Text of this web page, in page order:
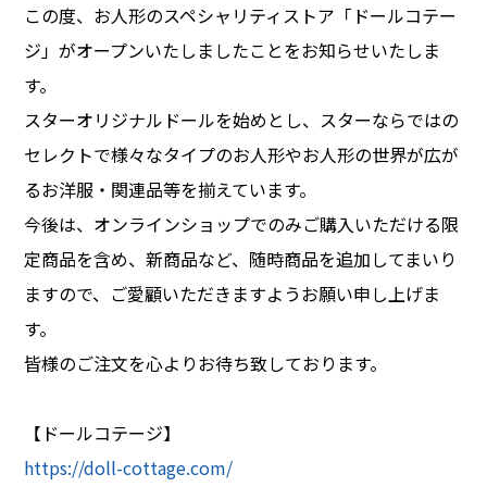
【定休日】土/日/祝
この度、お人形のスペシャリティストア「ドールコテー
ジ」がオープンいたしましたことをお知らせいたしま
す。
スターオリジナルドールを始めとし、スターならではの
セレクトで様々なタイプのお人形やお人形の世界が広が
るお洋服・関連品等を揃えています。
今後は、オンラインショップでのみご購入いただける限
定商品を含め、新商品など、随時商品を追加してまいり
ますので、ご愛顧いただきますようお願い申し上げま
す。
皆様のご注文を心よりお待ち致しております。
【ドールコテージ】
https://doll-cottage.com/